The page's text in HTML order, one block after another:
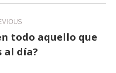
post:
todo aquello que
al día?